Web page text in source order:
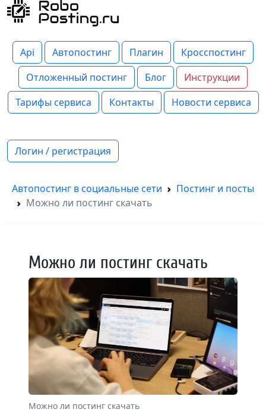
Api Автопостинг Плагин
Кросспостинг
Отложенный постинг
Блог
Инструкции
Тарифы сервиса
Контакты Новости сервиса
Логин / регистрация
Автопостинг в социальные сети
Постинг и посты
Можно ли постинг скачать
Можно ли постинг скачать
Можно ли постинг скачать